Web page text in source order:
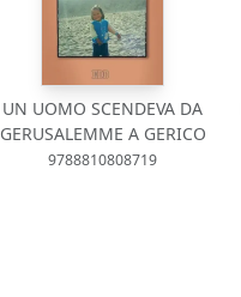
UN UOMO SCENDEVA DA
GERUSALEMME A GERICO
9788810808719